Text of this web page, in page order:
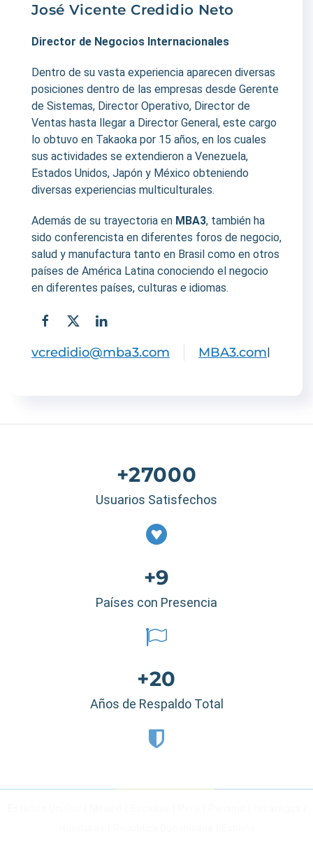
José Vicente Credidio Neto
Director de Negocios Internacionales
Dentro de su vasta experiencia aparecen diversas
posiciones dentro de las empresas desde Gerente
de Sistemas, Director Operativo, Director de
Ventas hasta llegar a Director General, este cargo
lo obtuvo en Takaoka por 15 años, en los cuales
sus actividades se extendieron a Venezuela,
Estados Unidos, Japón y México obteniendo
diversas experiencias multiculturales.
Además de su trayectoria en MBA3, también ha
sido conferencista en diferentes foros de negocio,
salud y manufactura tanto en Brasil como en otros
países de América Latina conociendo el negocio
en diferentes países, culturas e idiomas.
vcredidio@mba3.com MBA3.com|
+27000
Usuarios Satisfechos
+9
Países con Presencia
+20
Años de Respaldo Total